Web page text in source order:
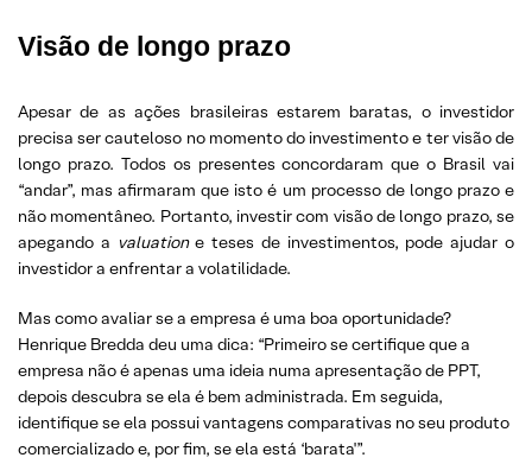
Visão de longo prazo
Apesar de as ações brasileiras estarem baratas, o investidor
precisa ser cauteloso no momento do investimento e ter visão de
longo prazo. Todos os presentes concordaram que o Brasil vai
“andar”, mas afirmaram que isto é um processo de longo prazo e
não momentâneo. Portanto, investir com visão de longo prazo, se
apegando a valuatione teses de investimentos, pode ajudar o
investidor a enfrentar a volatilidade.
Mas como avaliar se a empresa é uma boa oportunidade?
Henrique Bredda deu uma dica: “Primeiro se certifique que a
empresa não é apenas uma ideia numa apresentação de PPT,
depois descubra se ela é bem administrada. Em seguida,
identifique se ela possui vantagens comparativas no seu produto
comercializado e, por fim, se ela está ‘barata'”.